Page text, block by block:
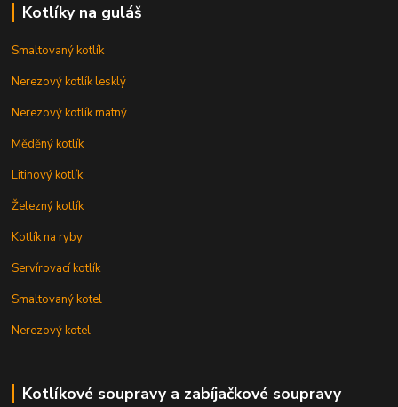
Kotlíky na guláš
Smaltovaný kotlík
Nerezový kotlík lesklý
Nerezový kotlík matný
Měděný kotlík
Litinový kotlík
Železný kotlík
Kotlík na ryby
Servírovací kotlík
Smaltovaný kotel
Nerezový kotel
Kotlíkové soupravy a zabíjačkové soupravy